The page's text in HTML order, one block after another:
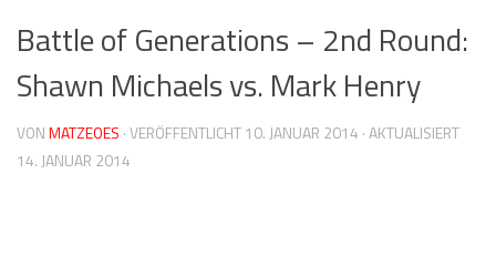
Battle of Generations – 2nd Round:
Shawn Michaels vs. Mark Henry
VONMATZEOES · VERÖFFENTLICHT10. JANUAR 2014 · AKTUALISIERT
14. JANUAR 2014